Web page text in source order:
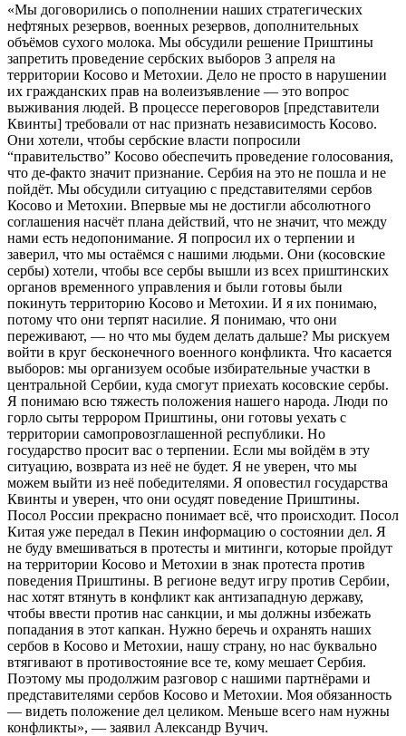
«Мы договорились о пополнении наших стратегических
нефтяных резервов, военных резервов, дополнительных
объёмов сухого молока. Мы обсудили решение Приштины
запретить проведение сербских выборов 3 апреля на
территории Косово и Метохии. Дело не просто в нарушении
их гражданских прав на волеизъявление — это вопрос
выживания людей. В процессе переговоров [представители
Квинты] требовали от нас признать независимость Косово.
Они хотели, чтобы сербские власти попросили
“правительство” Косово обеспечить проведение голосования,
что де-факто значит признание. Сербия на это не пошла и не
пойдёт. Мы обсудили ситуацию с представителями сербов
Косово и Метохии. Впервые мы не достигли абсолютного
соглашения насчёт плана действий, что не значит, что между
нами есть недопонимание. Я попросил их о терпении и
заверил, что мы остаёмся с нашими людьми. Они (косовские
сербы) хотели, чтобы все сербы вышли из всех приштинских
органов временного управления и были готовы были
покинуть территорию Косово и Метохии. И я их понимаю,
потому что они терпят насилие. Я понимаю, что они
переживают, — но что мы будем делать дальше? Мы рискуем
войти в круг бесконечного военного конфликта. Что касается
выборов: мы организуем особые избирательные участки в
центральной Сербии, куда смогут приехать косовские сербы.
Я понимаю всю тяжесть положения нашего народа. Люди по
горло сыты террором Приштины, они готовы уехать с
территории самопровозглашенной республики. Но
государство просит вас о терпении. Если мы войдём в эту
ситуацию, возврата из неё не будет. Я не уверен, что мы
можем выйти из неё победителями. Я оповестил государства
Квинты и уверен, что они осудят поведение Приштины.
Посол России прекрасно понимает всё, что происходит. Посол
Китая уже передал в Пекин информацию о состоянии дел. Я
не буду вмешиваться в протесты и митинги, которые пройдут
на территории Косово и Метохии в знак протеста против
поведения Приштины. В регионе ведут игру против Сербии,
нас хотят втянуть в конфликт как антизападную державу,
чтобы ввести против нас санкции, и мы должны избежать
попадания в этот капкан. Нужно беречь и охранять наших
сербов в Косово и Метохии, нашу страну, но нас буквально
втягивают в противостояние все те, кому мешает Сербия.
Поэтому мы продолжим разговор с нашими партнёрами и
представителями сербов Косово и Метохии. Моя обязанность
— видеть положение дел целиком. Меньше всего нам нужны
конфликты», — заявил Александр Вучич.